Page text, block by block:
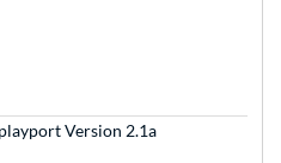
Version 2.1a